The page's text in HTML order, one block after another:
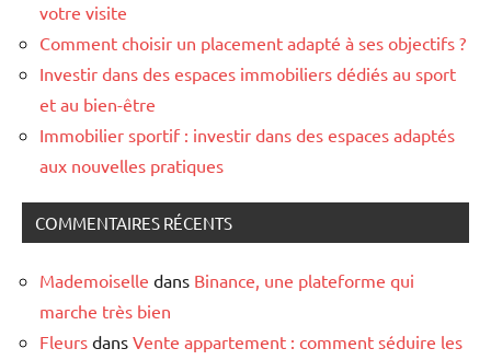
votre visite
Comment choisir un placement adapté à ses objectifs ?
Investir dans des espaces immobiliers dédiés au sport
et au bien-être
Immobilier sportif : investir dans des espaces adaptés
aux nouvelles pratiques
COMMENTAIRES RÉCENTS
Mademoiselle dans Binance, une plateforme qui
marche très bien
Fleurs dans Vente appartement : comment séduire les